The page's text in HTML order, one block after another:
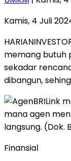
Kamis, 4 Juli
memang butuh
sekadar
dibangun,
Finansial